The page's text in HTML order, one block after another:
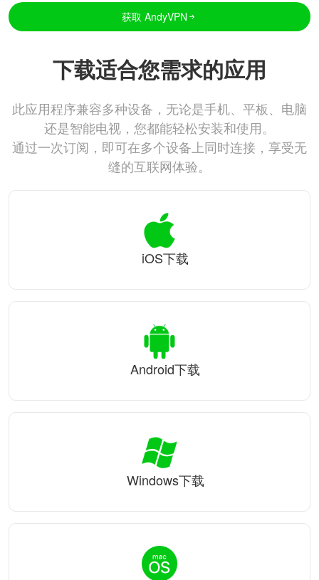
获取 AndyVPN
下载适合您需求的应用
此应用程序兼容多种设备，无论是手机、平板、电脑
还是智能电视，您都能轻松安装和使用。
通过一次订阅，即可在多个设备上同时连接，享受无
缝的互联网体验。
iOS下载
Android下载
Windows下载